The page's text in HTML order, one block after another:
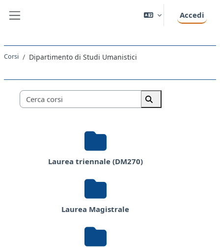
Accedi
Corsi Dipartimento di Studi Umanistici
Categorie di corso
Cerca corsi
Cerca corsi
Laurea triennale (DM270)
Laurea Magistrale